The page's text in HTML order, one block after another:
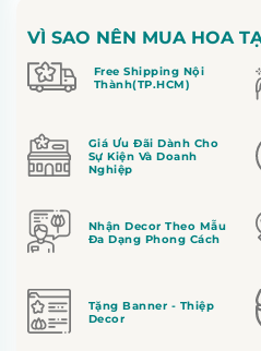
VÌ SAO NÊN MUA HOA
Free Shipping Nội
Thành(TP.HCM)
Giá Ưu Đãi Dành Cho
Sự Kiện Và Doanh
Nghiệp
Nhận Decor Theo Mẫu
Đa Dạng Phong Cách
Tặng Banner - Thiệp
Decor